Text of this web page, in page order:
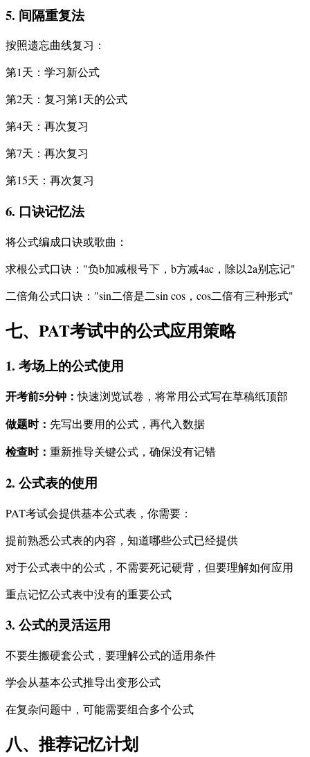
5. 间隔重复法
按照遗忘曲线复习：
第1天：学习新公式
第2天：复习第1天的公式
第4天：再次复习
第7天：再次复习
第15天：再次复习
6. 口诀记忆法
将公式编成口诀或歌曲：
求根公式口诀："负b加减根号下，b方减4ac，除以2a别忘记"
二倍角公式口诀："sin二倍是二sin cos，cos二倍有三种形式"
七、PAT考试中的公式应用策略
1. 考场上的公式使用
开考前5分钟：快速浏览试卷，将常用公式写在草稿纸顶部
做题时： 先写出要用的公式，再代入数据
检查时： 重新推导关键公式，确保没有记错
2. 公式表的使用
PAT考试会提供基本公式表，你需要：
提前熟悉公式表的内容，知道哪些公式已经提供
对于公式表中的公式，不需要死记硬背，但要理解如何应用
重点记忆公式表中没有的重要公式
3. 公式的灵活运用
不要生搬硬套公式，要理解公式的适用条件
学会从基本公式推导出变形公式
在复杂问题中，可能需要组合多个公式
八、推荐记忆计划